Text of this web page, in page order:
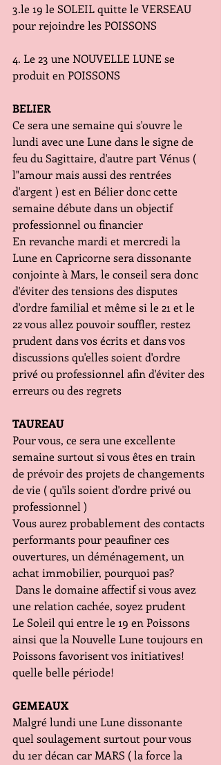
3.le 19 le SOLEIL quitte le VERSEAU
pour rejoindre les POISSONS
4. Le 23 une NOUVELLE LUNE se
produit en POISSONS
BELIER
Ce sera une semaine qui s'ouvre le
lundi avec une Lune dans le signe de
feu du Sagittaire, d'autre part Vénus (
l"amour mais aussi des rentrées
d'argent ) est en Bélier donc cette
semaine débute dans un objectif
professionnel ou financier
En revanche mardi et mercredi la
Lune en Capricorne sera dissonante
conjointe à Mars, le conseil sera donc
d'éviter des tensions des disputes
d'ordre familial et même si le 21 et le
22 vous allez pouvoir souffler, restez
prudent dans vos écrits et dans vos
discussions qu'elles soient d'ordre
privé ou professionnel afin d'éviter des
erreurs ou des regrets
TAUREAU
Pour vous, ce sera une excellente
semaine surtout si vous êtes en train
de prévoir des projets de changements
de vie ( qu'ils soient d'ordre privé ou
professionnel )
Vous aurez probablement des contacts
performants pour peaufiner ces
ouvertures, un déménagement, un
achat immobilier, pourquoi pas?
une relation cachée, soyez prudent
Le Soleil qui entre le 19 en Poissons
ainsi que la Nouvelle Lune toujours en
Poissons favorisent vos initiatives!
quelle belle période!
GEMEAUX
Malgré lundi une Lune dissonante
quel soulagement surtout pour vous
du 1er décan car MARS ( la force la